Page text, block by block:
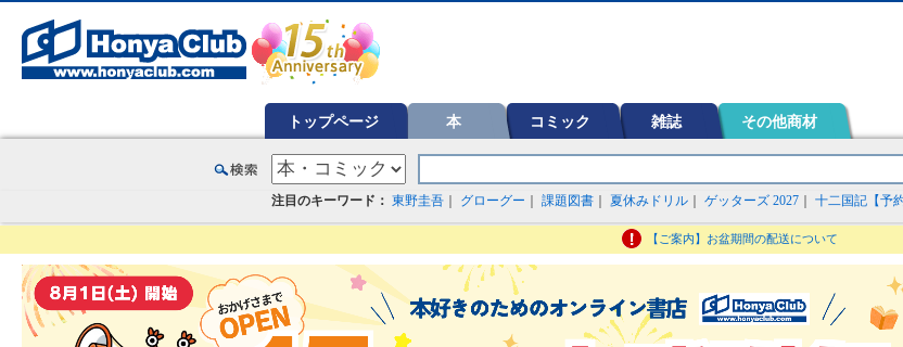
トップページ 本 コミック 雑誌 その他商材
注目のキーワード： 東野圭吾 グローグー 課題図書 夏休みドリル ゲッターズ 2027 十二国記【予約
【ご案内】お盆期間の配送について